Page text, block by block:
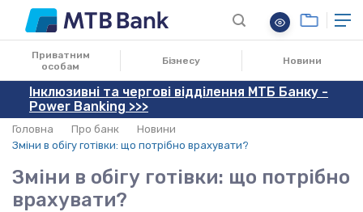
Приватним
особам
Бізнесу Новини
Інклюзивні та чергові відділення МТБ Банку -
Power Banking >>>
Головна Про банк
Новини
Зміни в обігу готівки: що потрібно врахувати?
Зміни в обігу готівки: що потрібно
врахувати?
10.03.2026